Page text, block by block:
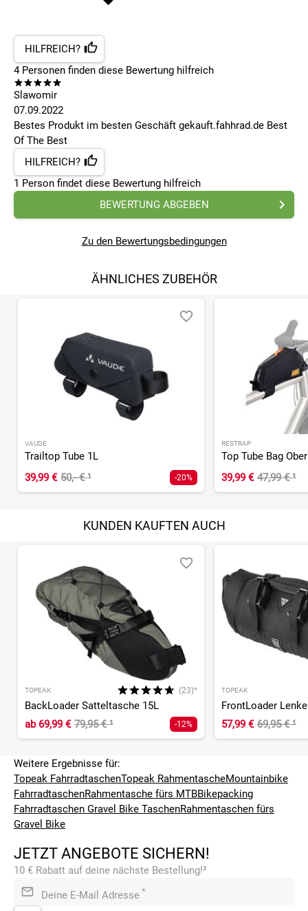
HILFREICH?
4Personen finden diese Bewertung hilfreich
Slawomir
07.09.2022
Bestes Produkt im besten Geschäft gekauft.fahhrad.de Best
Of The Best
HILFREICH?
1 Person findet diese Bewertung hilfreich
BEWERTUNG ABGEBEN
Zu den Bewertungsbedingungen
ÄHNLICHES ZUBEHÖR
VAUDE
Trailtop Tube 1L
39,99 € 50,- €¹ -20%
RESTRAP
Top Tube Bag
39,99 € 47,99 €¹
KUNDEN KAUFTEN AUCH
TOPEAK (23)*
BackLoader Satteltasche 15L
ab69,99 € 79,95 €¹ -12%
TOPEAK
FrontLoader
57,99 € 69,95 €¹
Weitere Ergebnisse für:
Topeak FahrradtaschenTopeak RahmentascheMountainbike
FahrradtaschenRahmentasche fürs MTBBikepacking
Fahrradtaschen Gravel Bike TaschenRahmentaschen fürs
Gravel Bike
JETZT ANGEBOTE SICHERN!
10 € Rabatt auf deine nächste Bestellung!³
Deine E-Mail Adresse *